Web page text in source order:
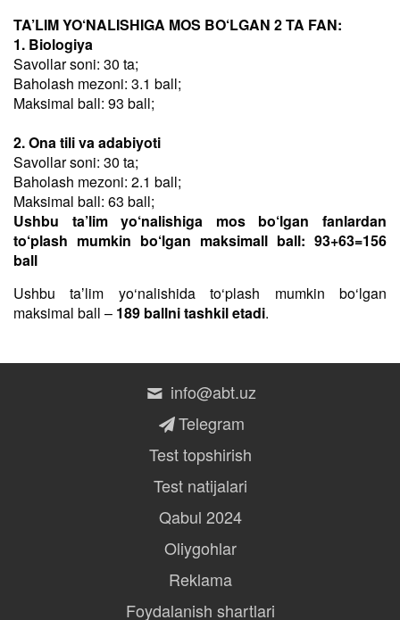
TA’LIM YO‘NALISHIGA MOS BO‘LGAN 2 TA FAN:
1. Biologiya
Savollar soni: 30 ta;
Baholash mezoni: 3.1 ball;
Maksimal ball: 93 ball;
2. Ona tili va adabiyoti
Savollar soni: 30 ta;
Baholash mezoni: 2.1 ball;
Maksimal ball: 63 ball;
Ushbu ta’lim yo‘nalishiga mos bo‘lgan fanlardan
to‘plash mumkin bo‘lgan maksimall ball: 93+63=156
ball
Ushbu taʼlim yo‘nalishida to‘plash mumkin bo‘lgan
maksimal ball – 189 ballni tashkil etadi.
info@abt.uz
Telegram
Test topshirish
Test natijalari
Qabul 2024
Oliygohlar
Reklama
Foydalanish shartlari